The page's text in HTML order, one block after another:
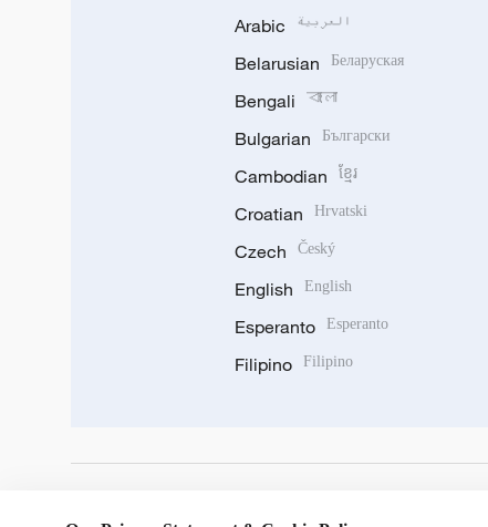
Arabic العربية
Belarusian Беларуская
Bengali বাংলা
Bulgarian Български
Cambodian ខ្មែរ
Croatian Hrvatski
Czech Český
English English
Esperanto Esperanto
Filipino Filipino